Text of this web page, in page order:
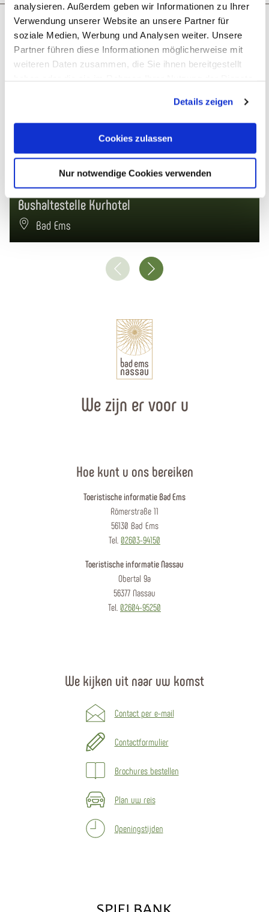
analysieren. Außerdem geben wir Informationen zu Ihrer
Verwendung unserer Website an unsere Partner für
soziale Medien, Werbung und Analysen weiter. Unsere
Partner führen diese Informationen möglicherweise mit
weiteren Daten zusammen, die Sie ihnen bereitgestellt
Cookies, wenn Sie unsere Webseite weiterhin nutzen.
Details zeigen
Cookies zulassen
Nur notwendige Cookies verwenden
Misschien bent u ook geïnteresseerd in
Bushaltestelle Kurhotel
Bad Ems
We zijn er voor u
Hoe kunt u ons bereiken
Toeristische informatie Bad Ems
Römerstraße 11
56130 Bad Ems
Tel. 02603-94150
Toeristische informatie Nassau
Obertal 9a
56377 Nassau
Tel. 02604-95250
We kijken uit naar uw komst
Contact per e-mail
Contactformulier
Brochures bestellen
Plan uw reis
Openingstijden